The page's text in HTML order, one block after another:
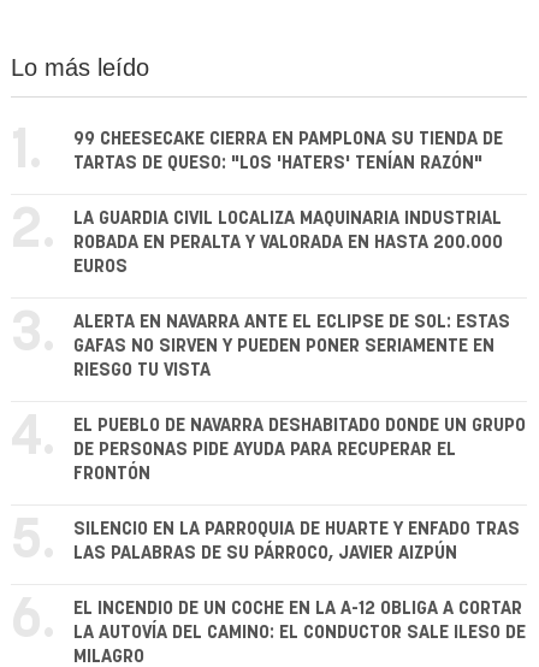
Lo más leído
1.
99 CHEESECAKE CIERRA EN PAMPLONA SU TIENDA DE
TARTAS DE QUESO: "LOS 'HATERS' TENÍAN RAZÓN"
2.
LA GUARDIA CIVIL LOCALIZA MAQUINARIA INDUSTRIAL
ROBADA EN PERALTA Y VALORADA EN HASTA 200.000
EUROS
3.
ALERTA EN NAVARRA ANTE EL ECLIPSE DE SOL: ESTAS
GAFAS NO SIRVEN Y PUEDEN PONER SERIAMENTE EN
RIESGO TU VISTA
4.
EL PUEBLO DE NAVARRA DESHABITADO DONDE UN GRUPO
DE PERSONAS PIDE AYUDA PARA RECUPERAR EL
FRONTÓN
5.
SILENCIO EN LA PARROQUIA DE HUARTE Y ENFADO TRAS
LAS PALABRAS DE SU PÁRROCO, JAVIER AIZPÚN
6.
EL INCENDIO DE UN COCHE EN LA A-12 OBLIGA A CORTAR
LA AUTOVÍA DEL CAMINO: EL CONDUCTOR SALE ILESO DE
MILAGRO